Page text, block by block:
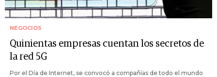
NEGOCIOS
Quinientas empresas cuentan los secretos de
la red 5G
Por el Día de Internet, se convocó a compañías de todo el mundo